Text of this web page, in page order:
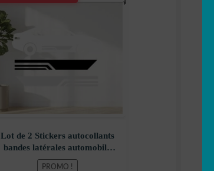
Lot de 2 Stickers autocollants
bandes latérales automobile
MOD2
PROMO !